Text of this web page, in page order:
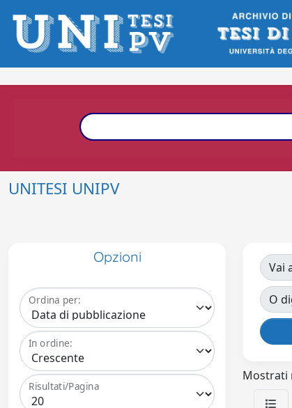
UNITESI UNIPV
Opzioni
Ordina per:
In ordine:
Risultati/Pagina
Vai
O
Mostrati